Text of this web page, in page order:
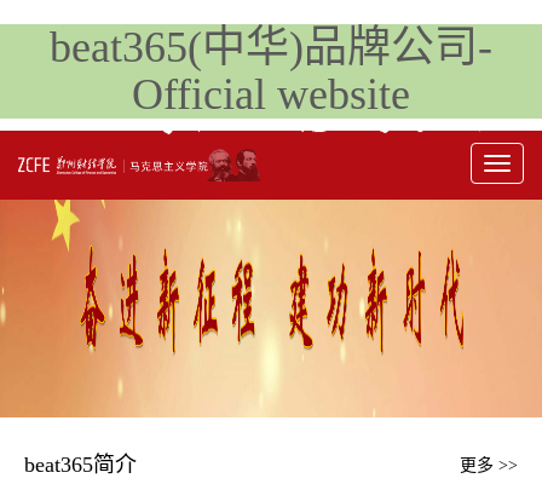
beat365(中华)品牌公司-
Official website
Toggle
beat365简介 更多 >>